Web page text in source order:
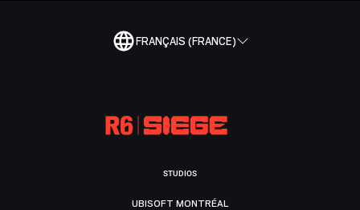
FRANÇAIS (FRANCE)
STUDIOS
UBISOFT MONTRÉAL